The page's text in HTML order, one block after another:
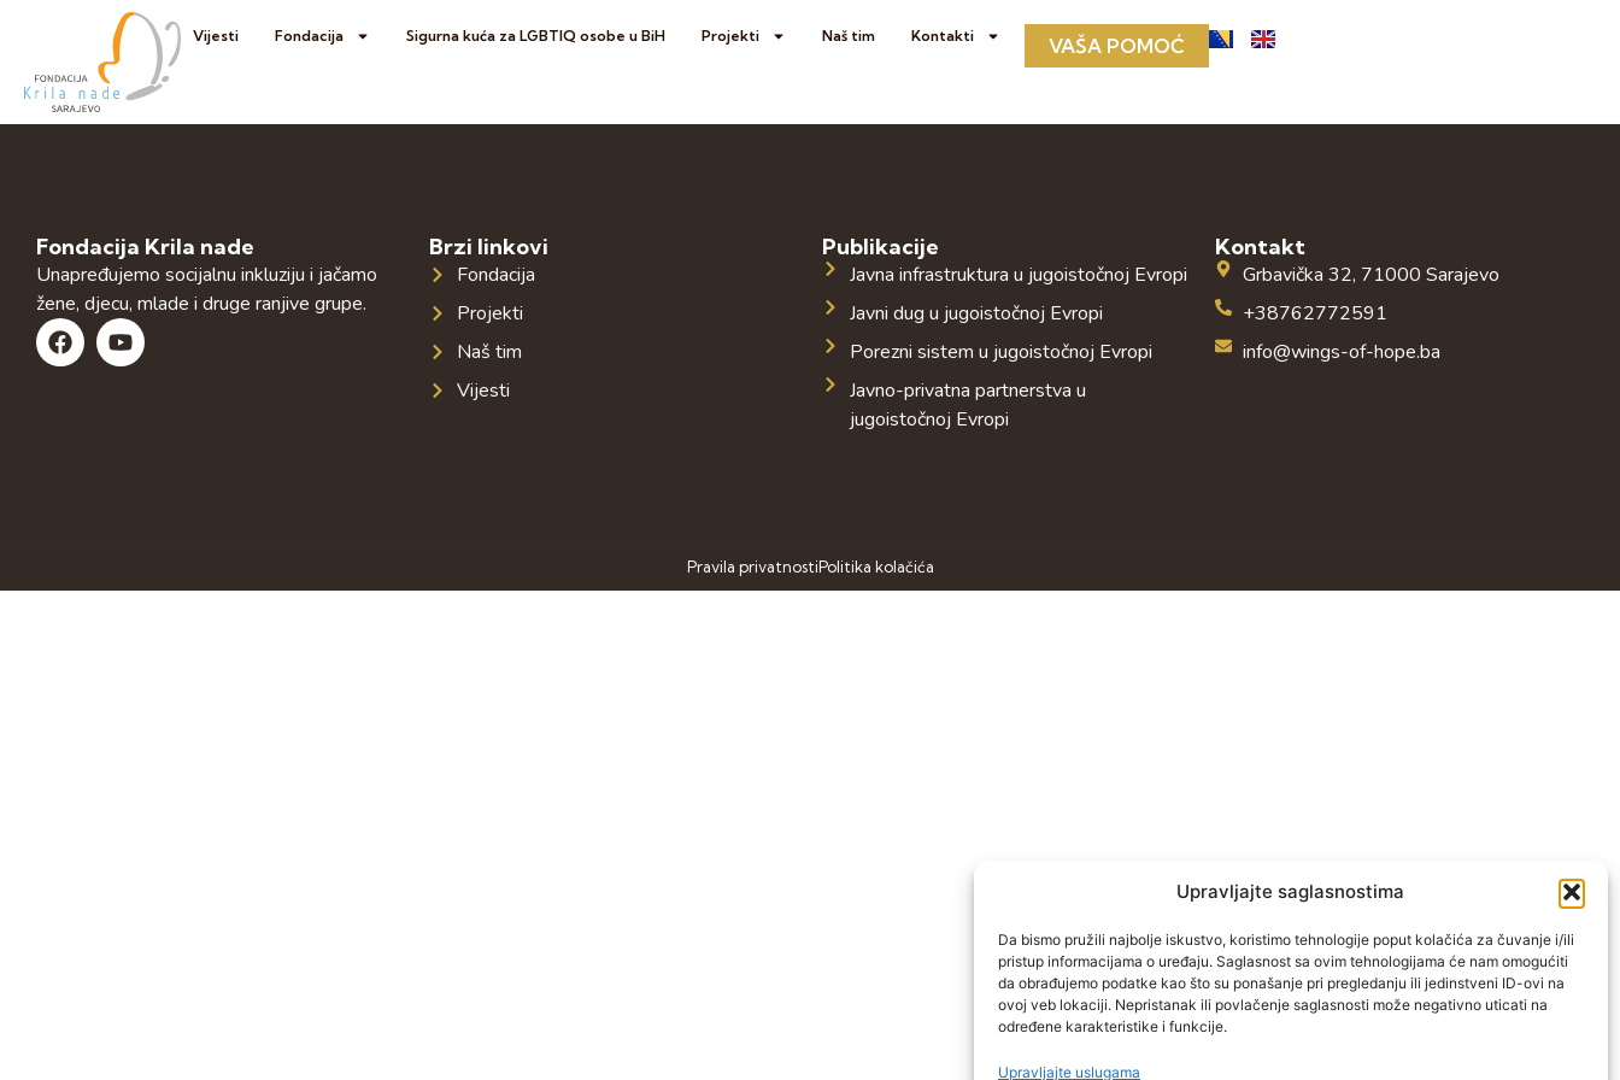
Upravljajte saglasnostima
Da bismo pružili najbolje iskustvo, koristimo tehnologije poput kolačića za čuvanje i/ili
pristup informacijama o uređaju. Saglasnost sa ovim tehnologijama će nam omogućiti
da obrađujemo podatke kao što su ponašanje pri pregledanju ili jedinstveni ID-ovi na
ovoj veb lokaciji. Nepristanak ili povlačenje saglasnosti može negativno uticati na
određene karakteristike i funkcije.
Upravljajte uslugama
Vijesti Fondacija Sigurna kuća za LGBTIQ osobe u BiH Projekti Naš tim Kontakti VAŠA POMOĆ
Fondacija Krila nade
Unapređujemo socijalnu inkluziju i jačamo
žene, djecu, mlade i druge ranjive grupe.
Brzi linkovi
Fondacija
Projekti
Naš tim
Vijesti
Publikacije
Javna infrastruktura u jugoistočnoj Evropi
Javni dug u jugoistočnoj Evropi
Porezni sistem u jugoistočnoj Evropi
Javno-privatna partnerstva u
jugoistočnoj Evropi
Kontakt
Grbavička 32, 71000 Sarajevo
+38762772591
info@wings-of-hope.ba
Pravila privatnostiPolitika kolačića